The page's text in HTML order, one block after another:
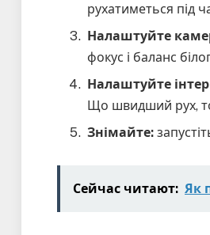
рухатиметься під
Налаштуйте
фокус і баланс
Налаштуйте
Що швидший рух,
Знімайте:
Сейчас читают: Як